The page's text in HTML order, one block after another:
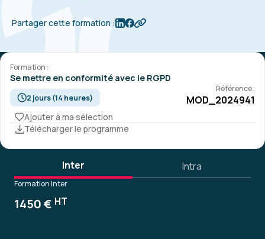
Partager cette formation :
Formation :
Se mettre en conformité avec le RGPD
2 jours (14 heures)
Référence :
MOD_2024941
Ajouter à ma sélection
Télécharger le programme
Inter Intra
Formation Inter
1450 € HT